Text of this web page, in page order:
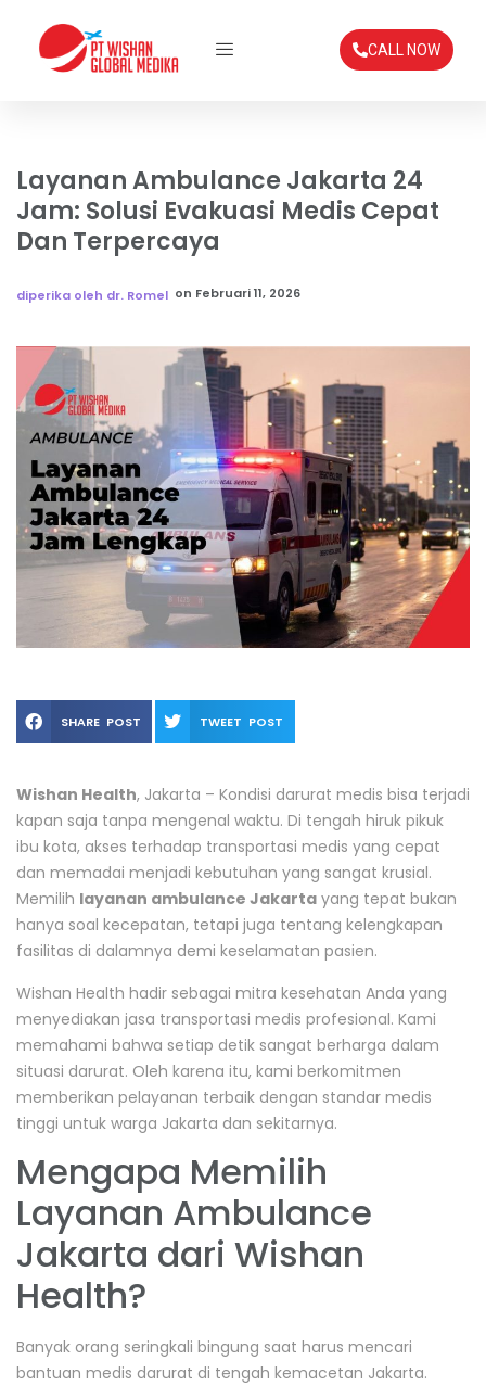
CALL NOW
Layanan Ambulance Jakarta 24
Jam: Solusi Evakuasi Medis Cepat
Dan Terpercaya
diperika oleh dr. Romel on Februari 11, 2026
SHARE POST TWEET POST
Wishan Health, Jakarta – Kondisi darurat medis bisa terjadi
kapan saja tanpa mengenal waktu. Di tengah hiruk pikuk
ibu kota, akses terhadap transportasi medis yang cepat
dan memadai menjadi kebutuhan yang sangat krusial.
Memilih layanan ambulance Jakarta yang tepat bukan
hanya soal kecepatan, tetapi juga tentang kelengkapan
fasilitas di dalamnya demi keselamatan pasien.
Wishan Health hadir sebagai mitra kesehatan Anda yang
menyediakan jasa transportasi medis profesional. Kami
memahami bahwa setiap detik sangat berharga dalam
situasi darurat. Oleh karena itu, kami berkomitmen
memberikan pelayanan terbaik dengan standar medis
tinggi untuk warga Jakarta dan sekitarnya.
Mengapa Memilih
Layanan Ambulance
Jakarta dari Wishan
Health?
Banyak orang seringkali bingung saat harus mencari
bantuan medis darurat di tengah kemacetan Jakarta.